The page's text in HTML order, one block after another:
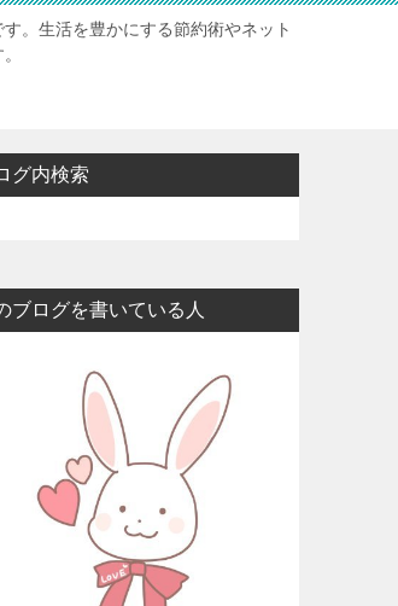
。生活を豊かにする節約術やネット
グ内検索
ブログを書いている人